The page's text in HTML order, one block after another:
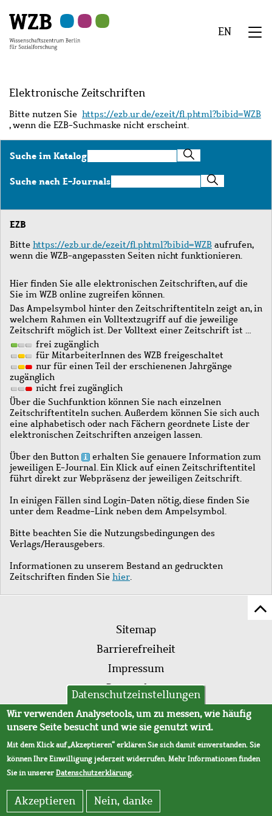
Hauptinhalt
springen
Navigation
springen
Suche
springen
Sekundärnavigation
springen
Fußzeile
springen
EN
Elektronische Zeitschriften
Bitte nutzen Sie https://ezb.ur.de/ezeit/fl.phtml?bibid=WZB
, wenn die EZB-Suchmaske nicht erscheint.
Suche im KatalogSuche
im
Katalog
Suche nach E-JournalsSuche
nach
Journals
EZB
Bitte https://ezb.ur.de/ezeit/fl.phtml?bibid=WZB aufrufen,
wenn die WZB-angepassten Seiten nicht funktionieren.
Hier finden Sie alle elektronischen Zeitschriften, auf die
Sie im WZB online zugreifen können.
Das Ampelsymbol hinter den Zeitschriftentiteln zeigt an, in
welchem Rahmen ein Volltextzugriff auf die jeweilige
Zeitschrift möglich ist. Der Volltext einer Zeitschrift ist …
frei zugänglich
für MitarbeiterInnen des WZB freigeschaltet
nur für einen Teil der erschienenen Jahrgänge
zugänglich
nicht frei zugänglich
Über die Suchfunktion können Sie nach einzelnen
Zeitschriftentiteln suchen. Außerdem können Sie sich auch
eine alphabetisch oder nach Fächern geordnete Liste der
elektronischen Zeitschriften anzeigen lassen.
Über den Button
erhalten Sie genauere Information zum
jeweiligen E-Journal. Ein Klick auf einen Zeitschriftentitel
führt direkt zur Webpräsenz der jeweiligen Zeitschrift.
In einigen Fällen sind Login-Daten nötig, diese finden Sie
unter dem Readme-Link neben dem Ampelsymbol.
Bitte beachten Sie die Nutzungsbedingungen des
Verlags/Herausgebers.
Informationen zu unserem Bestand an gedruckten
Zeitschriften finden Sie hier.
Fußleistenmenü
Sitemap
Barrierefreiheit
Impressum
Datenschutz
AVB
Datenschutzeinstellungen
Wir verwenden Analysetools, um zu messen, wie häufig
unsere Seite besucht und wie sie genutzt wird.
Mit dem Klick auf „Akzeptieren“ erklären Sie sich damit einverstanden. Sie
können Ihre Einwilligung jederzeit widerrufen. Mehr Informationen finden
Sie in unsererDatenschutzerklärung.
Akzeptieren Nein, danke